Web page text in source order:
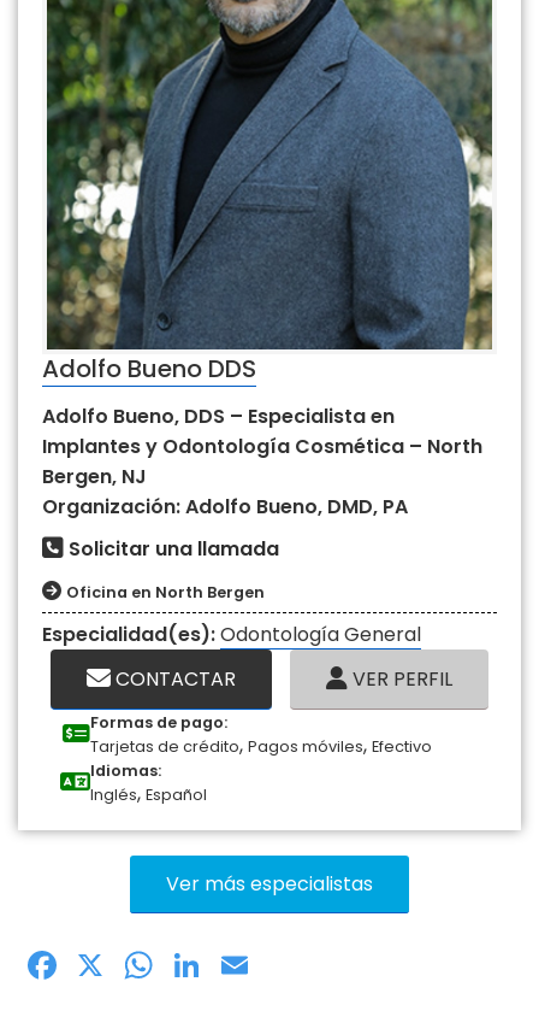
Adolfo Bueno DDS
Adolfo Bueno, DDS – Especialista en
Implantes y Odontología Cosmética – North
Bergen, NJ
Organización: Adolfo Bueno, DMD, PA
Solicitar una llamada
Oficina en North Bergen
Especialidad(es):Odontología General
CONTACTAR
VER PERFIL
Formas de pago:
Tarjetas de crédito, Pagos móviles, Efectivo
Idiomas:
Inglés, Español
Ver más especialistas
Facebook
X WhatsApp
LinkedIn